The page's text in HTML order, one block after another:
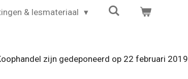
& lesmateriaal
zijn gedeponeerd op 22 februari 2019